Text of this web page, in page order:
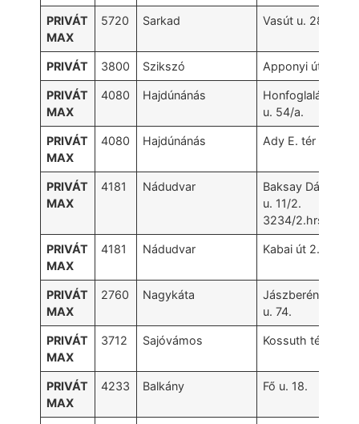
PRIVÁT
MAX
5720 Sarkad Vasút u. 28.
PRIVÁT 3800 Szikszó Apponyi út 2.
PRIVÁT
MAX
4080 Hajdúnánás
Honfoglalás
u. 54/a.
PRIVÁT
MAX
4080 Hajdúnánás Ady E. tér 32.
PRIVÁT
MAX
4181 Nádudvar
Baksay Dániel
u. 11/2.
3234/2.hrsz.
PRIVÁT
MAX
4181 Nádudvar Kabai út 2.
PRIVÁT
MAX
2760 Nagykáta
Jászberényi
u. 74.
PRIVÁT
MAX
3712 Sajóvámos Kossuth tér 1.
PRIVÁT
MAX
4233 Balkány Fő u. 18.